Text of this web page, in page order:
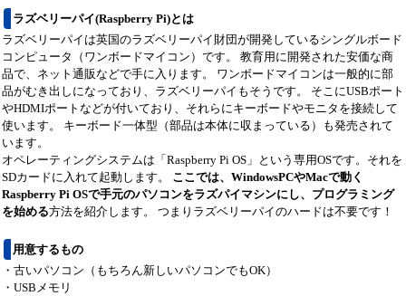
ラズベリーパイ(Raspberry Pi)とは
ラズベリーパイは英国のラズベリーパイ財団が開発しているシングルボード
コンピュータ（ワンボードマイコン）です。 教育用に開発された安価な商
品で、ネット通販などで手に入ります。 ワンボードマイコンは一般的に部
品がむき出しになっており、ラズベリーパイもそうです。 そこにUSBポート
やHDMIポートなどが付いており、それらにキーボードやモニタを接続して
使います。 キーボード一体型（部品は本体に収まっている）も発売されて
います。
オペレーティングシステムは「Raspberry Pi OS」という専用OSです。それを
SDカードに入れて起動します。 ここでは、WindowsPCやMacで動く
Raspberry Pi OSで手元のパソコンをラズパイマシンにし、プログラミング
を始める方法を紹介します。 つまりラズベリーパイのハードは不要です！
用意するもの
・古いパソコン（もちろん新しいパソコンでもOK）
・USBメモリ